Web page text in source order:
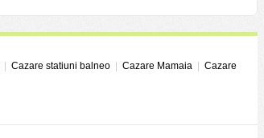
Cazare statiuni balneo Cazare Mamaia
Cazare